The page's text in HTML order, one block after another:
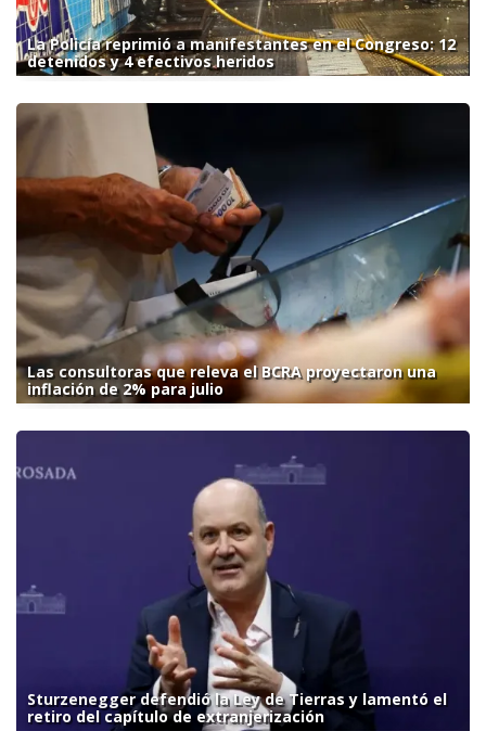
La Policía reprimió a manifestantes en el Congreso: 12
detenidos y 4 efectivos heridos
Las consultoras que releva el BCRA proyectaron una
inflación de 2% para julio
Sturzenegger defendió la Ley de Tierras y lamentó el
retiro del capítulo de extranjerización